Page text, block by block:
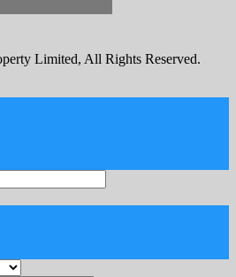
Limited, All Rights Reserved.